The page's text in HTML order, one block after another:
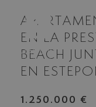
EN LA
BEACH
EN
1.250.000 €